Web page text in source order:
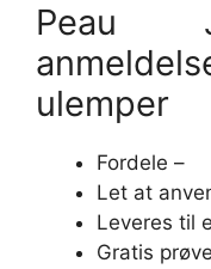
Peau
ulemper
Fordele –
Let at
Leveres til
Gratis